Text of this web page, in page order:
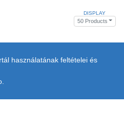
DISPLAY
50 Products
használatának feltételei és